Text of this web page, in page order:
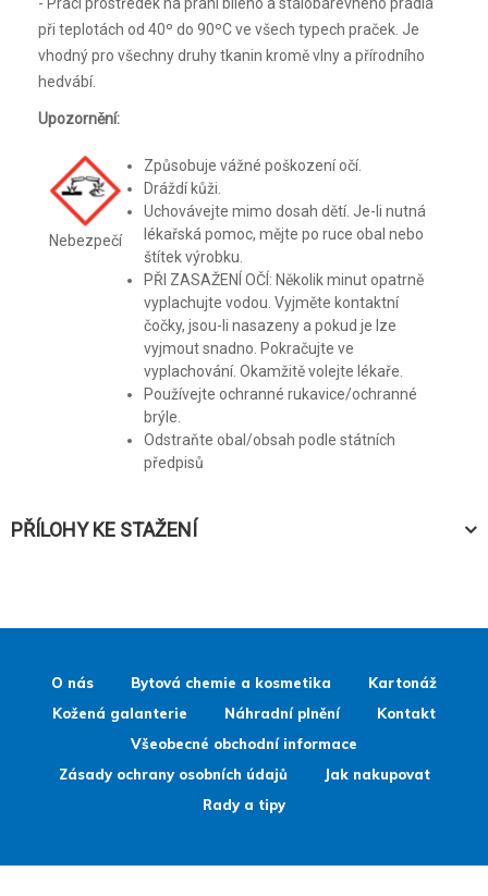
při teplotách od 40º do 90ºC ve všech typech praček. Je
vhodný pro všechny druhy tkanin kromě vlny a přírodního
hedvábí.
Upozornění:
Nebezpečí
Způsobuje vážné poškození očí.
Dráždí kůži.
Uchovávejte mimo dosah dětí. Je-li nutná
lékařská pomoc, mějte po ruce obal nebo
štítek výrobku.
PŘI ZASAŽENÍ OČÍ: Několik minut opatrně
vyplachujte vodou. Vyjměte kontaktní
čočky, jsou-li nasazeny a pokud je lze
vyjmout snadno. Pokračujte ve
vyplachování. Okamžitě volejte lékaře.
Používejte ochranné rukavice/ochranné
brýle.
Odstraňte obal/obsah podle státních
předpisů
PŘÍLOHY KE STAŽENÍ
O nás Bytová chemie a kosmetika
Kartonáž
Kožená galanterie
Náhradní plnění
Kontakt
Všeobecné obchodní informace
Zásady ochrany osobních údajů
Jak nakupovat
Rady a tipy